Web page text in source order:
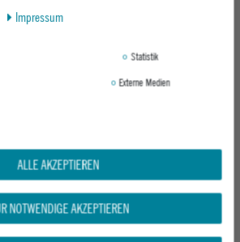
MIX BLUE HOLMENKOL TUNING ALPHA MIX
NO COLOR
19,95 €
Impressum
Statistik
Externe Medien
ALLE AKZEPTIEREN
NOTWENDIGE AKZEPTIEREN